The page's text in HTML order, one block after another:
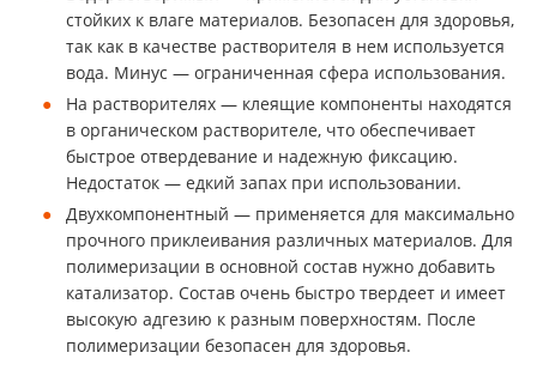
стойких к влаге материалов. Безопасен для здоровья,
так как в качестве растворителя в нем используется
вода. Минус — ограниченная сфера использования.
На растворителях — клеящие компоненты находятся
в органическом растворителе, что обеспечивает
быстрое отвердевание и надежную фиксацию.
Недостаток — едкий запах при использовании.
Двухкомпонентный — применяется для максимально
прочного приклеивания различных материалов. Для
полимеризации в основной состав нужно добавить
катализатор. Состав очень быстро твердеет и имеет
высокую адгезию к разным поверхностям. После
полимеризации безопасен для здоровья.